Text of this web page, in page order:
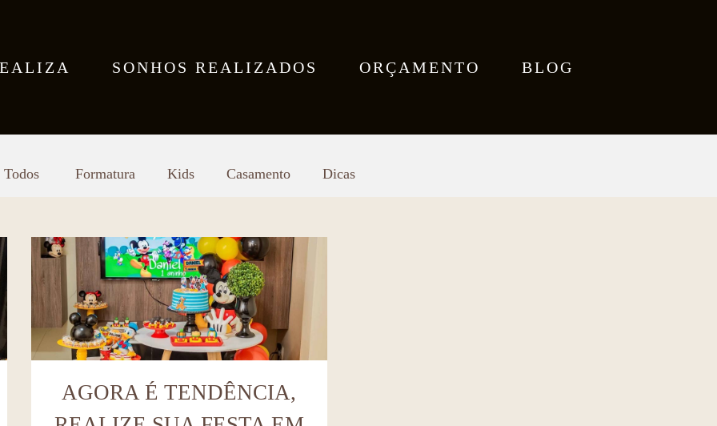
SONHOS REALIZADOS ORÇAMENTO BLOG
Todos Formatura Kids Casamento Dicas
AGORA É TENDÊNCIA,